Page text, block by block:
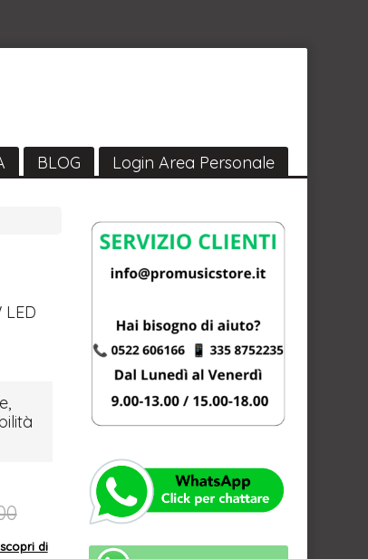
BLOG Login Area Personale
LED
scopri di